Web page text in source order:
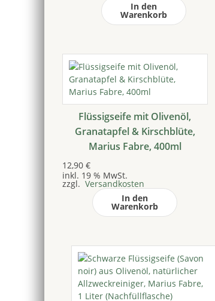
In den
Warenkorb
Flüssigseife mit Olivenöl,
Granatapfel & Kirschblüte,
Marius Fabre, 400ml
12,90 €
inkl. 19 % MwSt.
zzgl. Versandkosten
In den
Warenkorb